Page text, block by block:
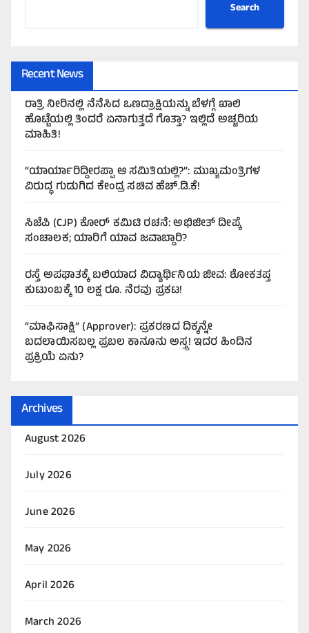
Search
Recent News
ರಾತ್ರಿ ನೀರಿನಲ್ಲಿ ನೆನೆಸಿದ ಒಣದ್ರಾಕ್ಷಿಯನ್ನು ಬೆಳಗ್ಗೆ ಖಾಲಿ
ಹೊಟ್ಟೆಯಲ್ಲಿ ತಿಂದರೆ ಏನಾಗುತ್ತದೆ ಗೊತ್ತಾ? ಇಲ್ಲಿದೆ ಅಚ್ಚರಿಯ
ಮಾಹಿತಿ!
“ಯಾರ್ಯಾರಿದ್ದೀರಪ್ಪಾ ಆ ಸಮಿತಿಯಲ್ಲಿ?”: ಮುಖ್ಯಮಂತ್ರಿಗಳ
ವಿರುದ್ಧ ಗುಡುಗಿದ ಕೇಂದ್ರ ಸಚಿವ ಹೆಚ್.ಡಿ.ಕೆ!
ಸಿಜೆಪಿ (CJP) ಕೋರ್ ಕಮಿಟಿ ರಚನೆ: ಅಭಿಜೀತ್ ದೀಪ್ಕೆ
ಸಂಚಾಲಕ; ಯಾರಿಗೆ ಯಾವ ಜವಾಬ್ದಾರಿ?
ರಸ್ತೆ ಅಪಘಾತಕ್ಕೆ ಬಲಿಯಾದ ವಿದ್ಯಾರ್ಥಿನಿಯ ಜೀವ: ಶೋಕತಪ್ತ
ಕುಟುಂಬಕ್ಕೆ 10 ಲಕ್ಷ ರೂ. ನೆರವು ಪ್ರಕಟ!
“ಮಾಫಿಸಾಕ್ಷಿ” (Approver): ಪ್ರಕರಣದ ದಿಕ್ಕನ್ನೇ
ಬದಲಾಯಿಸಬಲ್ಲ ಪ್ರಬಲ ಕಾನೂನು ಅಸ್ತ್ರ! ಇದರ ಹಿಂದಿನ
ಪ್ರಕ್ರಿಯೆ ಏನು?
Archives
August 2026
July 2026
June 2026
May 2026
April 2026
March 2026